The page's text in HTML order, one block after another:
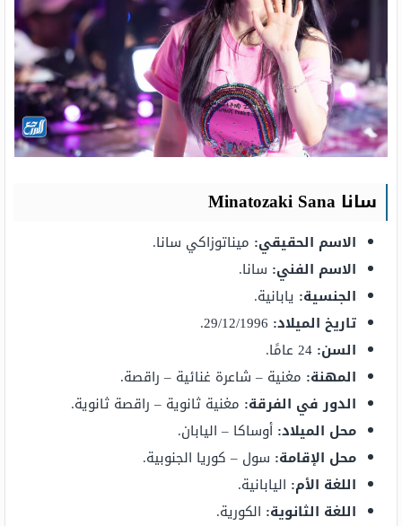
سانا Minatozaki Sana
الاسم الحقيقي: ميناتوزاكي سانا.
الاسم الفني: سانا.
الجنسية: يابانية.
تاريخ الميلاد:
السن: 24 عامًا.
المهنة: مغنية – شاعرة غنائية – راقصة.
الدور في الفرقة: مغنية ثانوية – راقصة ثانوية.
محل الميلاد: أوساكا – اليابان.
محل الإقامة: سول – كوريا الجنوبية.
اللغة الأم: اليابانية.
اللغة الثانوية: الكورية.